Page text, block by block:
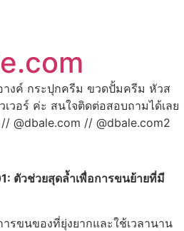
งค์ กระปุกครีม ขวดปั้มครีม หัวส
เวอร์ ค่ะ สนใจติดต่อสอบถามได้เลย
@dbale.com // @dbale.com2
ตัวช่วยสุดล้ำเพื่อการขนย้ายที่มี
ขนของที่ยุ่งยากและใช้เวลานาน